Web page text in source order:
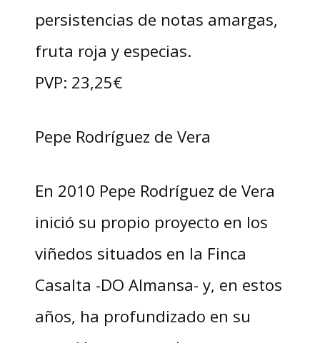
persistencias de notas amargas,
fruta roja y especias.
PVP: 23,25€
Pepe Rodríguez de Vera
En 2010 Pepe Rodríguez de Vera
inició su propio proyecto en los
viñedos situados en la Finca
Casalta -DO Almansa- y, en estos
años, ha profundizado en su